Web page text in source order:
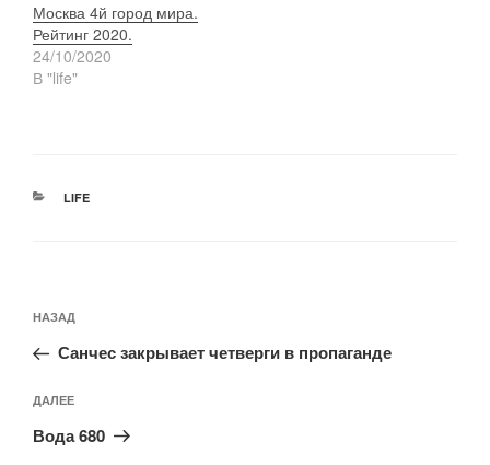
Москва 4й город мира.
Рейтинг 2020.
24/10/2020
В "life"
РУБРИКИ
LIFE
по
записям
Предыдущая
запись:
НАЗАД
Санчес закрывает четверги в пропаганде
Следующая
запись
ДАЛЕЕ
Вода 680